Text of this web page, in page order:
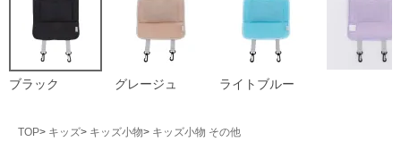
ブラック グレージュ ライトブルー
TOP キッズ キッズ小物 キッズ小物 その他